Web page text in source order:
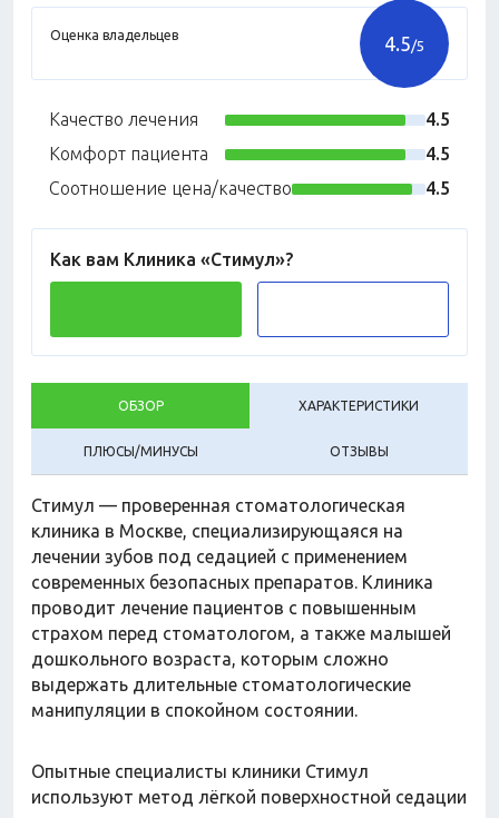
Оценка владельцев 4.5/5
Качество лечения
4.5
Комфорт пациента
4.5
Соотношение цена/качество
4.5
Как вам Клиника «Стимул»?
ОБЗОР ХАРАКТЕРИСТИКИ
ПЛЮСЫ/МИНУСЫ ОТЗЫВЫ
Стимул — проверенная стоматологическая
клиника в Москве, специализирующаяся на
лечении зубов под седацией с применением
современных безопасных препаратов. Клиника
проводит лечение пациентов с повышенным
страхом перед стоматологом, а также малышей
дошкольного возраста, которым сложно
выдержать длительные стоматологические
манипуляции в спокойном состоянии.
Опытные специалисты клиники Стимул
используют метод лёгкой поверхностной седации